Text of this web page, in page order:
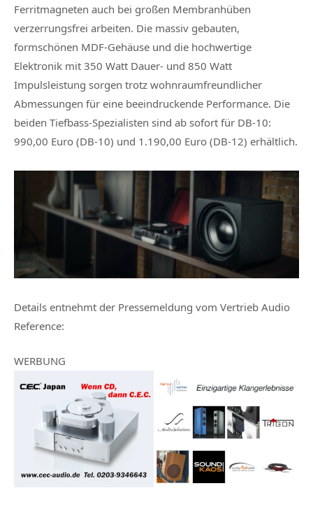
Ferritmagneten auch bei großen Membranhüben
verzerrungsfrei arbeiten. Die massiv gebauten,
formschönen MDF-Gehäuse und die hochwertige
Elektronik mit 350 Watt Dauer- und 850 Watt
Impulsleistung sorgen trotz wohnraumfreundlicher
Abmessungen für eine beeindruckende Performance. Die
beiden Tiefbass-Spezialisten sind ab sofort für DB-10:
990,00 Euro (DB-10) und 1.190,00 Euro (DB-12) erhältlich.
Details entnehmt der Pressemeldung vom Vertrieb Audio
Reference:
WERBUNG